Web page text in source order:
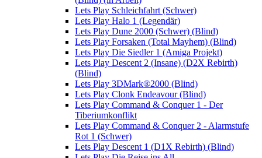
Lets Play Schleichfahrt (Schwer)
Lets Play Halo 1 (Legendär)
Lets Play Dune 2000 (Schwer) (Blind)
Lets Play Forsaken (Total Mayhem) (Blind)
Lets Play Die Siedler 1 (Amiga Projekt)
Lets Play Descent 2 (Insane) (D2X Rebirth)
(Blind)
Lets Play 3DMark®2000 (Blind)
Lets Play Clonk Endeavour (Blind)
Lets Play Command & Conquer 1 - Der
Tiberiumkonflikt
Lets Play Command & Conquer 2 - Alarmstufe
Rot 1 (Schwer)
Lets Play Descent 1 (D1X Rebirth) (Blind)